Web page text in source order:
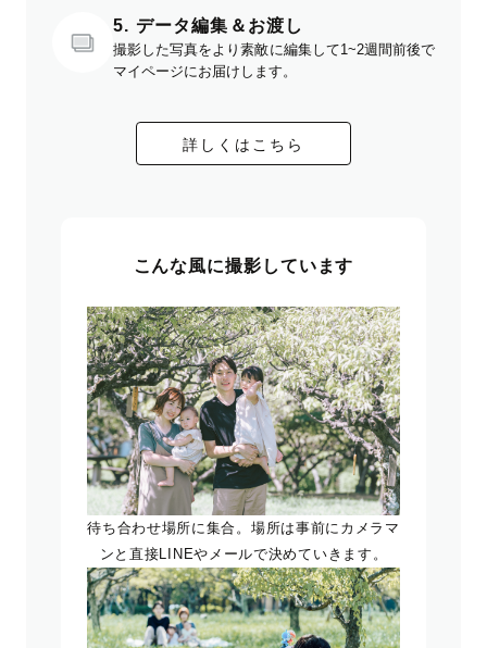
5. データ編集＆お渡し
撮影した写真をより素敵に編集して1~2週間前後で
マイページにお届けします。
詳しくはこちら
こんな風に撮影しています
待ち合わせ場所に集合。場所は事前にカメラマ
ンと直接LINEやメールで決めていきます。